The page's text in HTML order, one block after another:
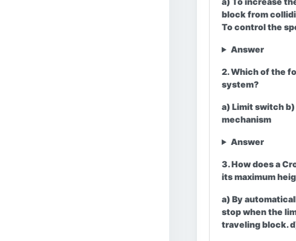
block from
To control the
Answer
2. Which of the
system?
a) Limit switch
mechanism
Answer
3. How does a
its maximum
a) By
stop when the
traveling block.